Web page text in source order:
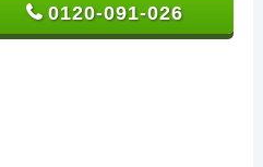
0120-091-026